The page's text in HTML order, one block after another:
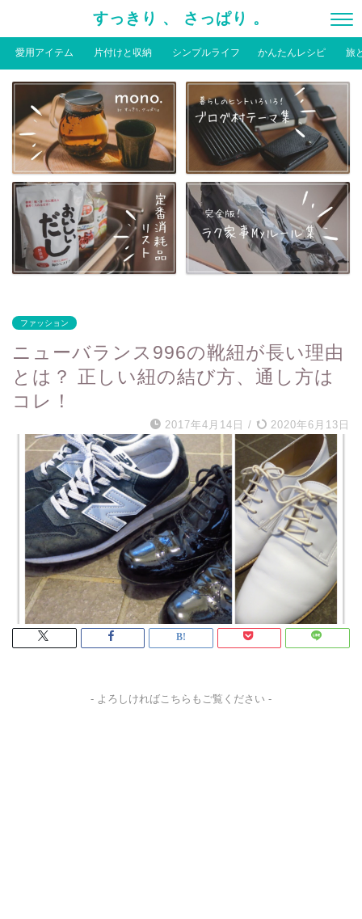
すっきり 、 さっぱり 。
愛用アイテム 片付けと収納 シンプルライフ かんたんレシピ 旅
ファッション
ニューバランス996の靴紐が長い理由
とは？ 正しい紐の結び方、通し方は
コレ！
2017年4月14日 / 2020年6月13日
- よろしければこちらもご覧ください -